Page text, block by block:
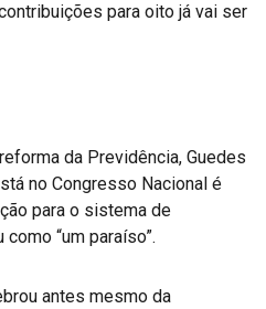
para oito já vai ser
da Previdência, Guedes
no Congresso Nacional é
para o sistema de
“um paraíso”.
antes mesmo da